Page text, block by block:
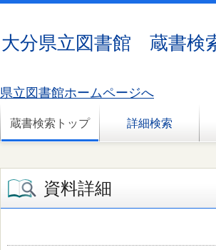
大分県立図書館 蔵書検
県立図書館ホームページへ
蔵書検索トップ 詳細検索
資料詳細